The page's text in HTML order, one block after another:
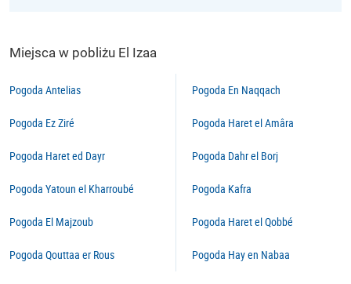
Miejsca w pobliżu El Izaa
Pogoda Antelias
Pogoda Ez Ziré
Pogoda Haret ed Dayr
Pogoda Yatoun el Kharroubé
Pogoda El Majzoub
Pogoda Qouttaa er Rous
Pogoda En Naqqach
Pogoda Haret el Amâra
Pogoda Dahr el Borj
Pogoda Kafra
Pogoda Haret el Qobbé
Pogoda Hay en Nabaa